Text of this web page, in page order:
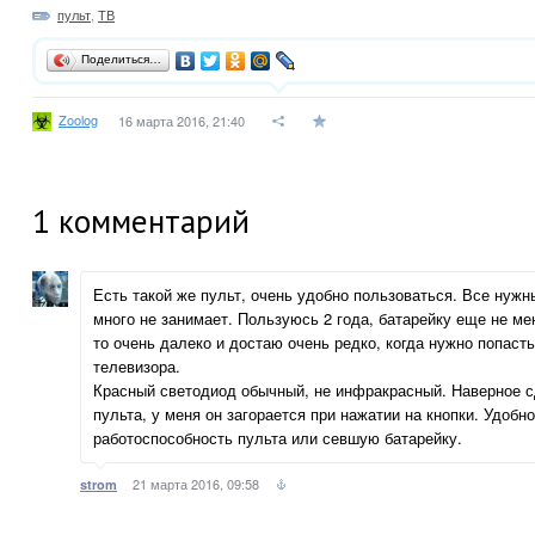
пульт, ТВ
Поделиться…
Zoolog 16 марта 2016, 21:40
1 комментарий
Есть такой же пульт, очень удобно пользоваться. Все
много не занимает. Пользуюсь 2 года, батарейку еще не
то очень далеко и достаю очень редко, когда нужно
телевизора.
Красный светодиод обычный, не инфракрасный. Наверное
пульта, у меня он загорается при нажатии на кнопки.
работоспособность пульта или севшую батарейку.
strom 21 марта 2016, 09:58